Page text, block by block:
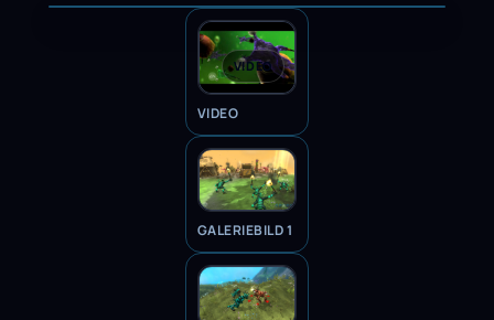
VIDEO
VIDEO
GALERIEBILD 1